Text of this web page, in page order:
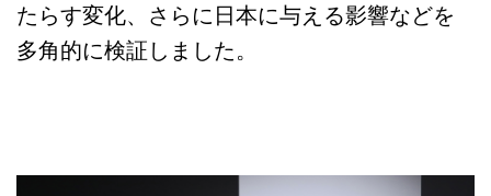
たらす変化、さらに日本に与える影響などを
多角的に検証しました。